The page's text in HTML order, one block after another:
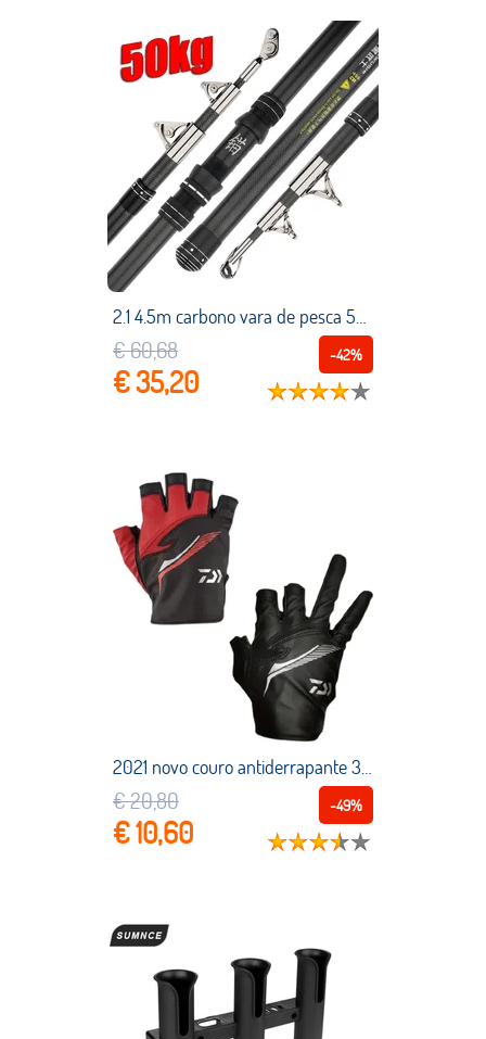
2.1 4.5m carbono vara de pesca 50kg acima superhard longa distância jogando tiro vara telescópica barco de pesca de alta qualidade
-42%
€ 60,68
€ 35,20
2021 novo couro antiderrapante 3 luvas de pesca meio dedo esportes ao ar livre acampamento caminhadas ciclismo pesca desgastar resistente luvas
-49%
€ 20,80
€ 10,60